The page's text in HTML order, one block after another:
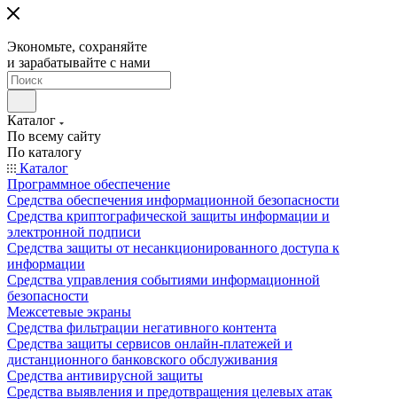
Экономьте, сохраняйте
и зарабатывайте с нами
Каталог
По всему сайту
По каталогу
Каталог
Программное обеспечение
Средства обеспечения информационной безопасности
Средства криптографической защиты информации и
электронной подписи
Средства защиты от несанкционированного доступа к
информации
Средства управления событиями информационной
безопасности
Межсетевые экраны
Средства фильтрации негативного контента
Средства защиты сервисов онлайн-платежей и
дистанционного банковского обслуживания
Средства антивирусной защиты
Средства выявления и предотвращения целевых атак